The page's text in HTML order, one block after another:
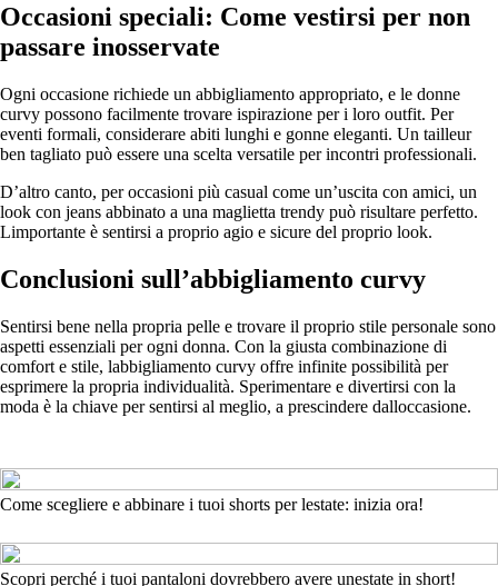
Occasioni speciali: Come vestirsi per non
passare inosservate
Ogni occasione richiede un abbigliamento appropriato, e le donne
curvy possono facilmente trovare ispirazione per i loro outfit. Per
eventi formali, considerare abiti lunghi e gonne eleganti. Un tailleur
ben tagliato può essere una scelta versatile per incontri professionali.
D’altro canto, per occasioni più casual come un’uscita con amici, un
look con jeans abbinato a una maglietta trendy può risultare perfetto.
Limportante è sentirsi a proprio agio e sicure del proprio look.
Conclusioni sull’abbigliamento curvy
Sentirsi bene nella propria pelle e trovare il proprio stile personale sono
aspetti essenziali per ogni donna. Con la giusta combinazione di
comfort e stile, labbigliamento curvy offre infinite possibilità per
esprimere la propria individualità. Sperimentare e divertirsi con la
moda è la chiave per sentirsi al meglio, a prescindere dalloccasione.
Come scegliere e abbinare i tuoi shorts per lestate: inizia ora!
Scopri perché i tuoi pantaloni dovrebbero avere unestate in short!